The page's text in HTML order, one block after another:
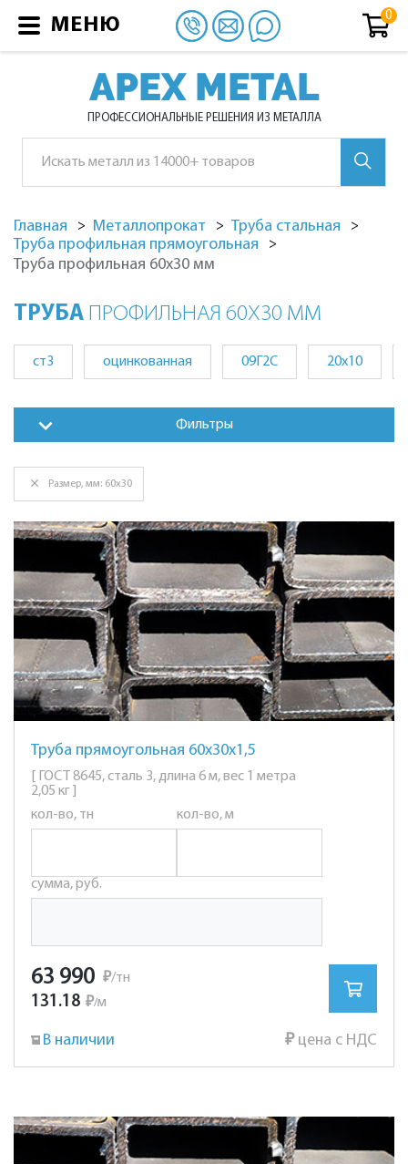
APEX METAL
ПРОФЕССИОНАЛЬНЫЕ РЕШЕНИЯ ИЗ МЕТАЛЛА
Главная Металлопрокат
Труба стальная
Труба профильная прямоугольная
Труба профильная 60х30 мм
ТРУБА ПРОФИЛЬНАЯ 60Х30 ММ
ст3 оцинкованная 09Г2С 20x10
Фильтры
Размер, мм: 60х30
Труба прямоугольная 60х30х1,5
[ ГОСТ 8645, сталь 3, длина 6 м, вес 1 метра
2,05 кг ]
кол-во, тн
кол-во, м
сумма, руб.
63 990 ₽/тн
131.18 ₽/м
В наличии ₽цена с НДС
МЕНЮ